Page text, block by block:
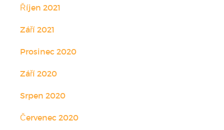
Říjen 2021
Září 2021
Prosinec 2020
Září 2020
Srpen 2020
Červenec 2020